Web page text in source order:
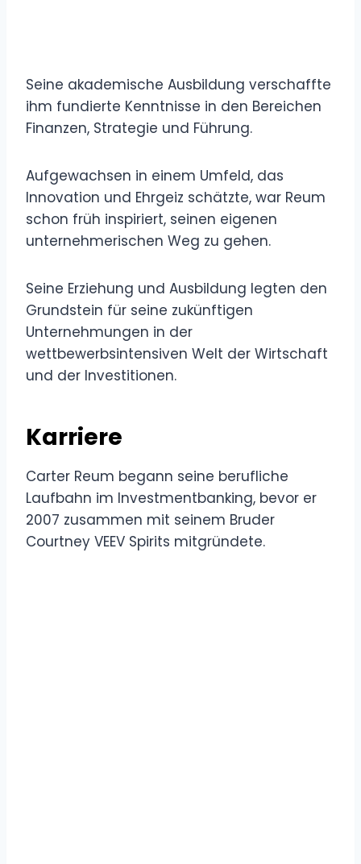
Seine akademische Ausbildung verschaffte
ihm fundierte Kenntnisse in den Bereichen
Finanzen, Strategie und Führung.
Aufgewachsen in einem Umfeld, das
Innovation und Ehrgeiz schätzte, war Reum
schon früh inspiriert, seinen eigenen
unternehmerischen Weg zu gehen.
Seine Erziehung und Ausbildung legten den
Grundstein für seine zukünftigen
Unternehmungen in der
wettbewerbsintensiven Welt der Wirtschaft
und der Investitionen.
Karriere
Carter Reum begann seine berufliche
Laufbahn im Investmentbanking, bevor er
2007 zusammen mit seinem Bruder
Courtney VEEV Spirits mitgründete.